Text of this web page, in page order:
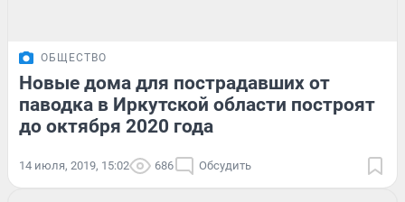
ОБЩЕСТВО
Новые дома для пострадавших от
паводка в Иркутской области построят
до октября 2020 года
14 июля, 2019, 15:02 686 Обсудить